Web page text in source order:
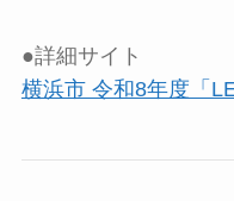
●詳細サイト
横浜市 令和8年度「